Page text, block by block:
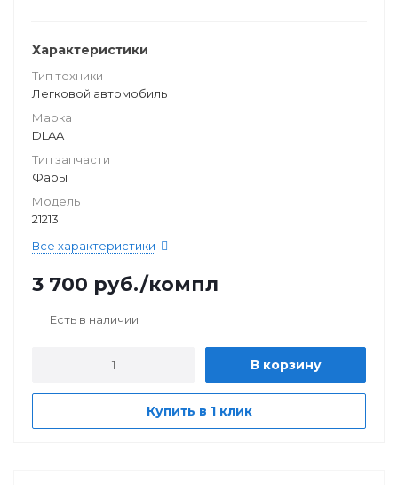
Характеристики
Тип техники
Легковой автомобиль
Марка
DLAA
Тип запчасти
Фары
Модель
21213
Все характеристики
3 700 руб./компл
Есть в наличии
В корзину
Купить в 1 клик